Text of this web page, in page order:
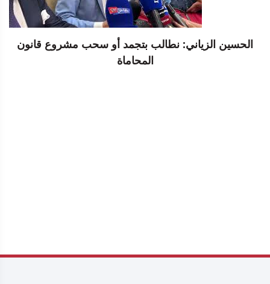
الحسين الزياني: نطالب بتجمد أو سحب مشروع قانون
المحاماة